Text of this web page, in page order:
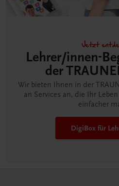
Jetzt
Lehrer/innen-
der
Wir bieten Ihnen in der
an Services an, die Ihr
einfacher
DigiBox für